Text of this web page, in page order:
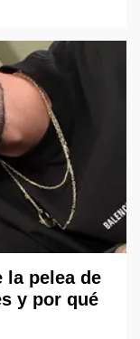
la pelea de
y por qué